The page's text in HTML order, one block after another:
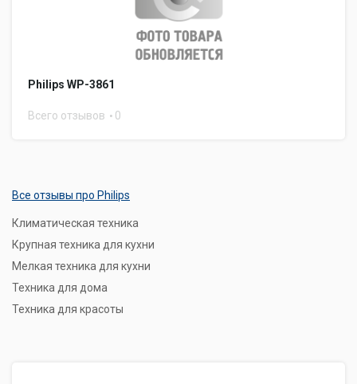
Philips WP-3861
Всего отзывов 0
Все отзывы про Philips
Климатическая техника
Крупная техника для кухни
Мелкая техника для кухни
Техника для дома
Техника для красоты